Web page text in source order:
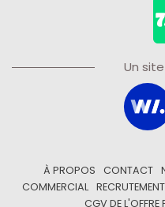
Un
À PROPOS CONTACT
COMMERCIAL
RECRUTEMENT
CGV DE